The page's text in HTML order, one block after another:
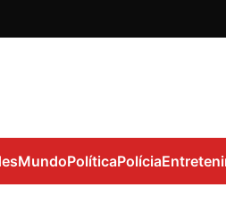
MundoPolíticaPolícia